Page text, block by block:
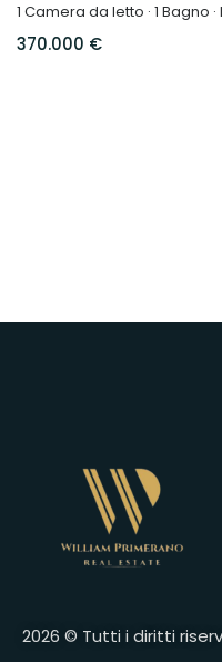
1 Camera da letto · 1 Bagno ·
370.000 €
2026 © Tutti i diritti